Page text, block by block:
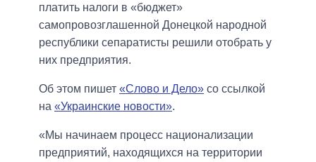
платить налоги в «бюджет»
самопровозглашенной Донецкой народной
республики сепаратисты решили отобрать у
них предприятия.
Об этом пишет «Слово и Дело» со ссылкой
на «Украинские новости».
«Мы начинаем процесс национализации
предприятий, находящихся на территории